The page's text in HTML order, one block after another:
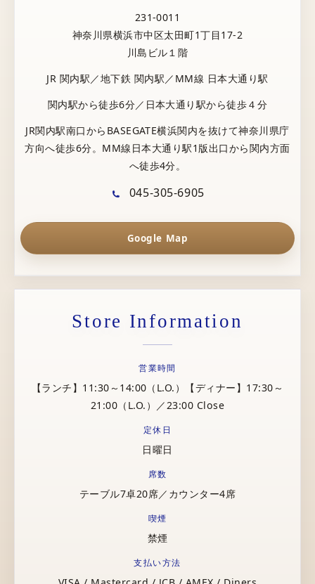
231-0011
神奈川県横浜市中区太田町1丁目17-2
川島ビル１階
JR 関内駅／地下鉄 関内駅／MM線 日本大通り駅
関内駅から徒歩6分／日本大通り駅から徒歩４分
JR関内駅南口からBASEGATE横浜関内を抜けて神奈川県庁
方向へ徒歩6分。MM線日本大通り駅1版出口から関内方面
へ徒歩4分。
045-305-6905
Google Map
Store Information
営業時間
【ランチ】11:30～14:00（L.O.）【ディナー】17:30～
21:00（L.O.）／23:00 Close
定休日
日曜日
席数
テーブル7卓20席／カウンター4席
喫煙
禁煙
支払い方法